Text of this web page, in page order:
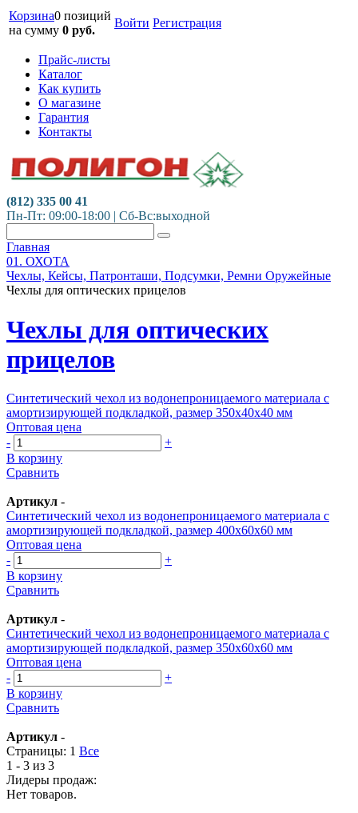
Корзина0 позиций
на сумму 0 руб.
Войти Регистрация
Прайс-листы
Каталог
Как купить
О магазине
Гарантия
Контакты
(812) 335 00 41
Пн-Пт: 09:00-18:00 | Сб-Вс:выходной
Главная
01. ОХОТА
Чехлы, Кейсы, Патронташи, Подсумки, Ремни Оружейные
Чехлы для оптических прицелов
Чехлы для оптических
прицелов
Синтетический чехол из водонепроницаемого материала с
амортизирующей подкладкой, размер 350х40х40 мм
Оптовая цена
-
+
В корзину
Сравнить
Артикул -
Синтетический чехол из водонепроницаемого материала с
амортизирующей подкладкой, размер 400х60х60 мм
Оптовая цена
-
+
В корзину
Сравнить
Артикул -
Синтетический чехол из водонепроницаемого материала с
амортизирующей подкладкой, размер 350х60х60 мм
Оптовая цена
-
+
В корзину
Сравнить
Артикул -
Страницы: 1 Все
1 - 3 из 3
Лидеры продаж:
Нет товаров.